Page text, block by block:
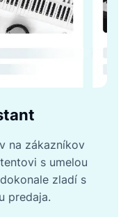
na zákazníkov
s umelou
zladí s
predaja.